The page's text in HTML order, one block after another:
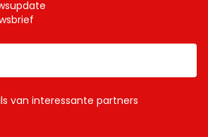
van interessante partners